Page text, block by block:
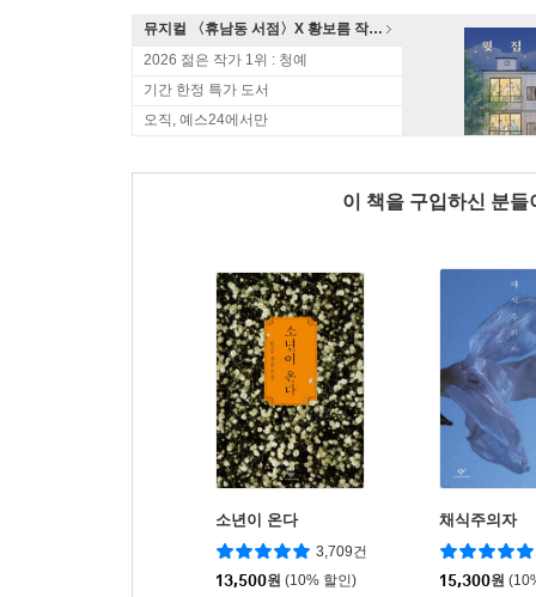
뮤지컬 〈휴남동 서점〉X 황보름 작가 북토크
2026 젊은 작가 1위 : 청예
기간 한정 특가 도서
오직, 예스24에서만
이 책을 구입하신 분
소년이 온다
3,709건
13,500원 (10% 할인)
채식주의자
15,300원